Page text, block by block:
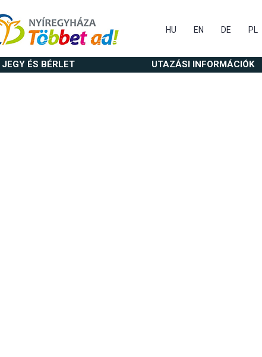
HU EN DE PL
JEGY ÉS BÉRLET UTAZÁSI INFORMÁCIÓK